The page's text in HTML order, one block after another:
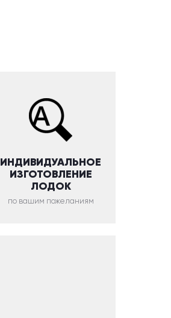
ИНДИВИДУАЛЬНОЕ
ИЗГОТОВЛЕНИЕ
ЛОДОК
по вашим пожеланиям